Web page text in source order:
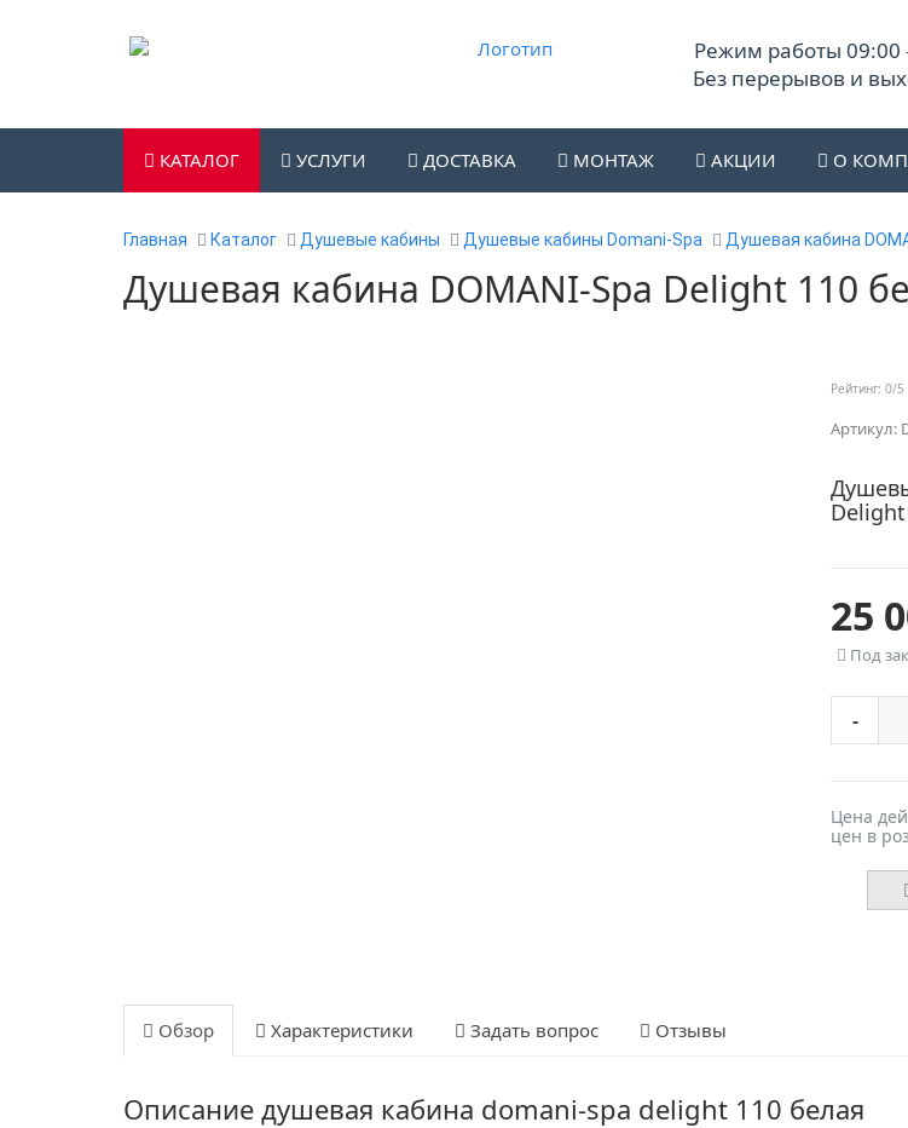
Режим работы 09:00
Без перерывов и
КАТАЛОГ УСЛУГИ ДОСТАВКА МОНТАЖ АКЦИИ О
Главная Каталог Душевые кабины Душевые кабины Domani-Spa Душевая кабина
Душевая кабина DOMANI-Spa Delight 110
Рейтинг: 0/5
Артикул:
25
Под
-
Цена
цен в
Обзор Характеристики Задать вопрос Отзывы
Описание душевая кабина domani-spa delight 110 белая